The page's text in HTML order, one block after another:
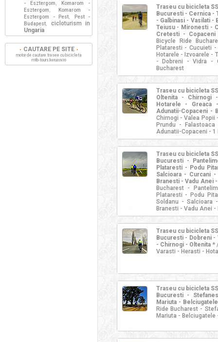
Traseu cu bicicleta
Bucuresti - Cernica -
- Galbinasi - Vasilati
Teiusu - Mironesti -
Cretesti -
Bicycle Ride
Plataresti - Cucuieti
Hotarele - Izvoarele -
- Dobreni - Vidra -
Bucharest
Traseu cu bicicleta
Oltenita - Chirnogi
Hotarele - Greaca
Adunatii-Copaceni -
Chirnogi - Valea Popii
Prundu -
Adunatii-Copaceni - 1
Traseu cu bicicleta
Bucuresti -
Plataresti - Podu
Salcioara - Curcani
Branesti - Vadu Anei
Bucharest -
Plataresti - Podu
Soldanu - Salcioara
Branesti - Vadu Anei
Traseu cu bicicleta
Bucuresti - Dobreni -
- Chirnogi - Oltenita */
Varasti - Herasti -
Traseu cu bicicleta
Bucuresti -
Mariuta -
Ride Bucharest -
Mariuta -
- Esztergom ,
Komarom -
Esztergom ,
Komarom -
Esztergom - Pest,
Pest -
Budapest,
cicloturism in
Ungaria
CAUTARE PE SITE
motor de cautare trasee cu bicicleta
mtb-tours.kerucov.ro